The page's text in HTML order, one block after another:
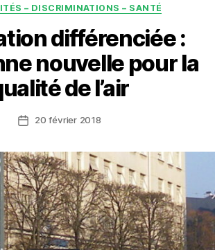
– DISCRIMINATIONS – SANTÉ
différenciée :
nouvelle pour la
de l’air
Date20 février 2018